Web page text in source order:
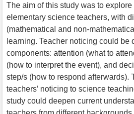
The aim of this study was to
elementary science teachers, with
(mathematical and non-
learning. Teacher noticing could be
components: attention (what to
(how to interpret the event), and
step/s (how to respond afterwards).
teachers’ noticing to science
study could deepen current